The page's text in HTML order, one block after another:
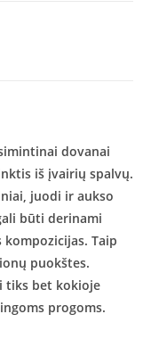
dovanai
iš įvairių spalvų.
juodi ir aukso
būti derinami
Taip
puokštes.
tiks bet kokioje
progoms.